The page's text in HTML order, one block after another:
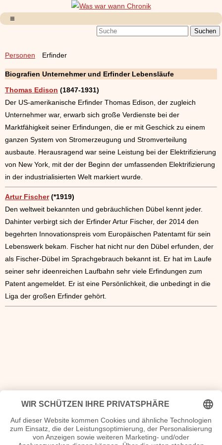
Personen Erfinder
Biografien Unternehmer und Erfinder Lebensläufe
Thomas Edison (1847-1931)
Der US-amerikanische Erfinder Thomas Edison, der zugleich
Unternehmer war, erwarb sich große Verdienste bei der
Marktfähigkeit seiner Erfindungen, die er mit Geschick zu einem
ganzen System von Stromerzeugung und Stromverteilung
ausbaute. Herausragend war seine Leistung bei der Elektrifizierung
von New York, mit der der Beginn der umfassenden Elektrifizierung
in der industrialisierten Welt markiert wurde.
Artur Fischer(*1919)
Den weltweit bekannten und gebräuchlichen Dübel kennt jeder.
Dahinter verbirgt sich der Erfinder Artur Fischer, der 2014 den
begehrten Innovationspreis vom Europäischen Patentamt für sein
Lebenswerk bekam. Fischer hat nicht nur den Dübel erfunden, der
als Fischer-Dübel im Sprachgebrauch bekannt ist. Er hat im Laufe
seiner sehr ideenreichen Laufbahn sehr viele Erfindungen zum
Patent angemeldet. Er ist eine Persönlichkeit, die unbedingt in die
Liga der großen Erfinder gehört.